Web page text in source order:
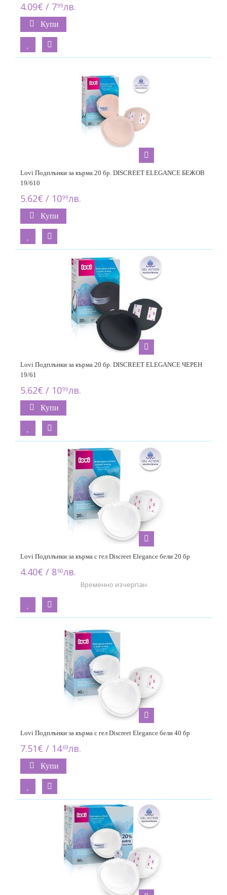
4.09€ / 799лв.
Купи
Lovi Подплънки за кърма 20 бр. DISCREET ELEGANCE БЕЖОВ
19/610
5.62€ / 1099лв.
Купи
Lovi Подплънки за кърма 20 бр. DISCREET ELEGANCE ЧЕРЕН
19/61
5.62€ / 1099лв.
Купи
Lovi Подплънки за кърма с гел Discreet Elegance бели 20 бр
4.40€ / 860лв.
Временно изчерпан
Lovi Подплънки за кърма с гел Discreet Elegance бели 40 бр
7.51€ / 1469лв.
Купи